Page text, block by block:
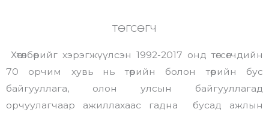
ТӨГСӨГЧ
Хөтөлбөрийг хэрэгжүүлсэн 1992-2017 онд төгсөгчдийн
70 орчим хувь нь төрийн болон төрийн бус
байгууллага, олон улсын байгууллагад
орчуулагчаар ажиллахаас гадна бусад ажлын